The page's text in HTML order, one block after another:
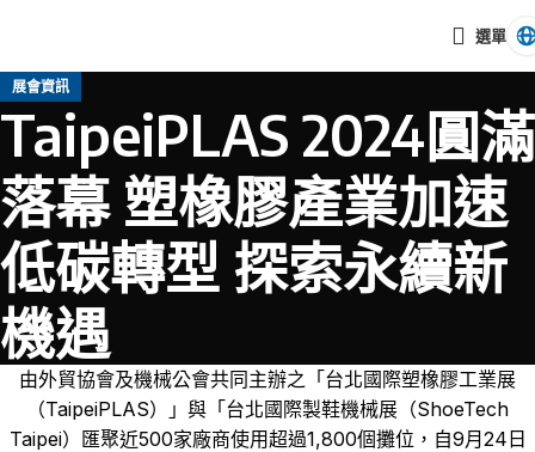
選單
展會資訊
TaipeiPLAS 2024圓滿
落幕 塑橡膠產業加速
低碳轉型 探索永續新
機遇
由外貿協會及機械公會共同主辦之「台北國際塑橡膠工業展
（TaipeiPLAS）」與「台北國際製鞋機械展（ShoeTech
Taipei）匯聚近500家廠商使用超過1,800個攤位，自9月24日